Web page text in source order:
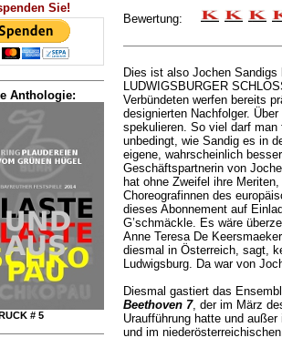
Sie!
Anthologie:
# 5
Bewertung:
Dies ist also Jochen
LUDWIGSBURGER
Verbündeten werfen bereits
designierten Nachfolger.
spekulieren. So viel darf
unbedingt, wie Sandig es in
eigene, wahrscheinlich
Geschäftspartnerin von
hat ohne Zweifel ihre
Choreografinnen des
dieses Abonnement auf
G’schmäckle. Es wäre
Anne Teresa De
diesmal in Österreich, sagt,
Ludwigsburg. Da war von
Diesmal gastiert das
Beethoven 7, der im März
Uraufführung hatte und
und im